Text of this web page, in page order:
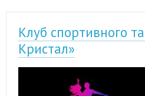
Клуб спортивного
Кристал»